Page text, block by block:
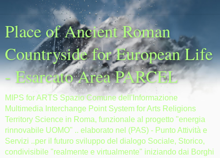
Place of Ancient Roman
Countryside for European Life
- Esarcato Area PARCEL
MIPS for ARTS Spazio Comune dell'Informazione
Multimedia Interchange Point System for Arts Religions
Territory Science in Roma, funzionale al progetto "energia
rinnovabile UOMO" .. elaborato nel (PAS) - Punto Attività e
Servizi ..per il futuro sviluppo del dialogo Sociale, Storico,
condivisibile "realmente e virtualmente" iniziando dai Borghi